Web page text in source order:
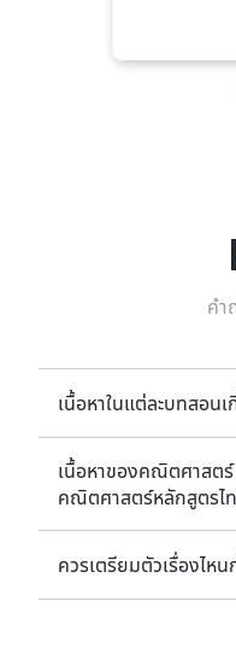
คำ
เนื้อหาในแต่ละบทสอนเ
เนื้อหาของคณิตศาสต
คณิตศาสตร์หลักสูตรไท
ควรเตรียมตัวเรื่องไหน